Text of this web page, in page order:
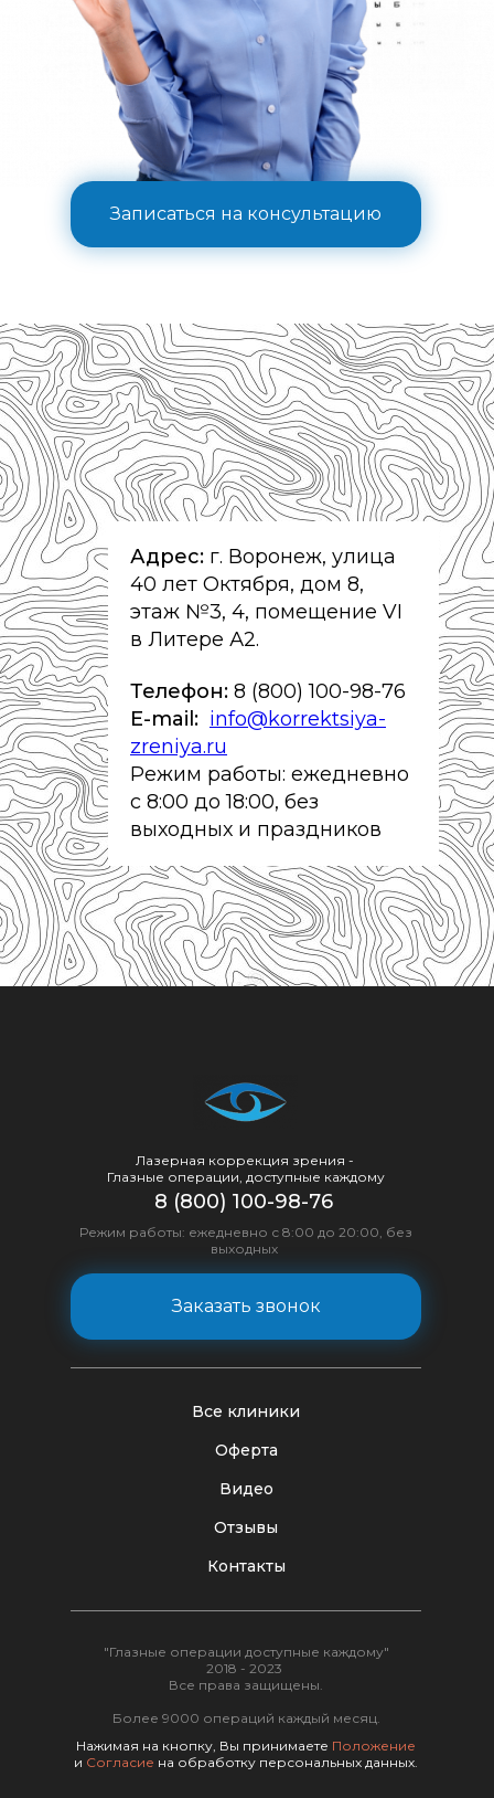
Записаться на консультацию
Адрес: г. Воронеж, улица
40 лет Октября, дом 8,
этаж №3, 4, помещение VI
в Литере А2.
Телефон: 8 (800) 100-98-76
E-mail: info@korrektsiya-
zreniya.ru
Режим работы: ежедневно
с 8:00 до 18:00, без
выходных и праздников
Лазерная коррекция зрения -
Глазные операции, доступные каждому
Оферта
Видео
Все клиники
Отзывы
Контакты
8 (800) 100-98-76
Режим работы: ежедневно с 8:00 до 20:00, без
выходных
Заказать звонок
Нажимая на кнопку, Вы принимаете Положение
и Согласие на обработку персональных данных.
"Глазные операции доступные каждому"
2018 - 2023
Все права защищены.
Более 9000 операций каждый месяц.